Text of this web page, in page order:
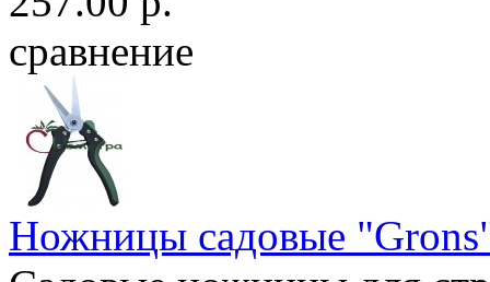
сравнение
Ножницы садовые